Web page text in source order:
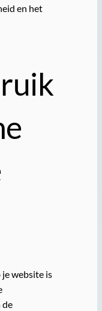
en het
website is
de